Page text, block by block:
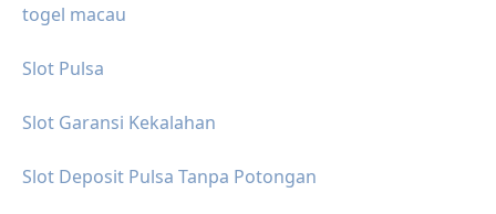
togel macau
Slot Pulsa
Slot Garansi Kekalahan
Slot Deposit Pulsa Tanpa Potongan